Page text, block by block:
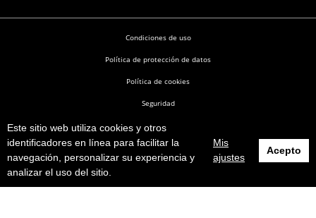
Este sitio web utiliza cookies y otros
identificadores en línea para facilitar la
navegación, personalizar su experiencia y
analizar el uso del sitio.
Mis
ajustes
Acepto
Enfermería en Desarrollo © 2026
Condiciones de uso
Política de protección de datos
Política de cookies
Seguridad